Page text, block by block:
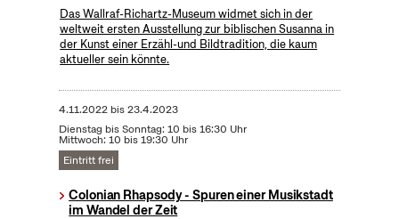
Das Wallraf-Richartz-Museum widmet sich in der
weltweit ersten Ausstellung zur biblischen Susanna in
der Kunst einer Erzähl-und Bildtradition, die kaum
aktueller sein könnte.
4.11.2022bis23.4.2023
Dienstag bis Sonntag: 10 bis 16:30 Uhr
Mittwoch: 10 bis 19:30 Uhr
Eintritt frei
Colonian Rhapsody - Spuren einer Musikstadt
im Wandel der Zeit